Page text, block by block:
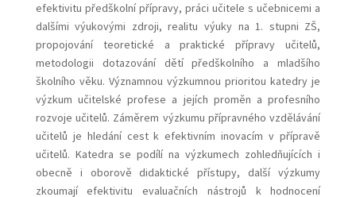
efektivitu předškolní přípravy, práci učitele s učebnicemi a
dalšími výukovými zdroji, realitu výuky na 1. stupni ZŠ,
propojování teoretické a praktické přípravy učitelů,
metodologii dotazování dětí předškolního a mladšího
školního věku. Významnou výzkumnou prioritou katedry je
výzkum učitelské profese a jejích proměn a profesního
rozvoje učitelů. Záměrem výzkumu přípravného vzdělávání
učitelů je hledání cest k efektivním inovacím v přípravě
učitelů. Katedra se podílí na výzkumech zohledňujících i
obecně i oborově didaktické přístupy, další výzkumy
zkoumají efektivitu evaluačních nástrojů k hodnocení